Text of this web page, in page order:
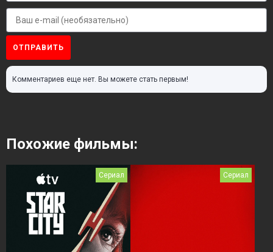
ОТПРАВИТЬ
Комментариев еще нет. Вы можете стать первым!
Похожие фильмы:
Сериал Сериал